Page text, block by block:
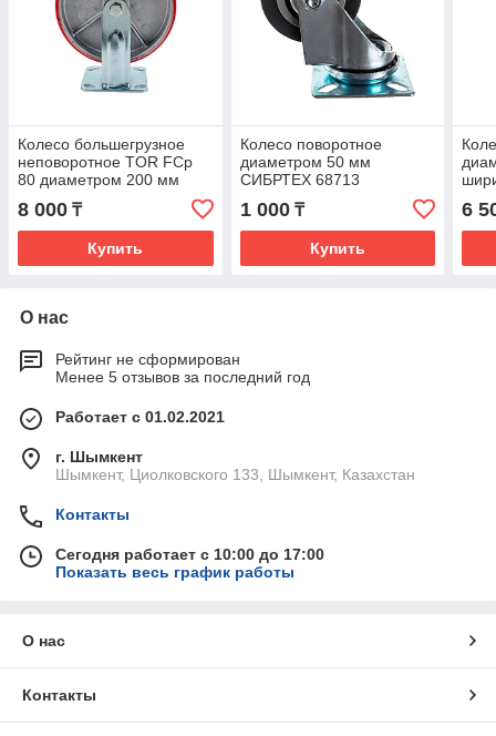
Колесо большегрузное
неповоротное TOR FCp
80 диаметром 200 мм
1024155
8 000 ₸
Купить
Колесо поворотное
диаметром 50 мм
СИБРТЕХ 68713
1 000₸
Купить
6
О нас
Рейтинг не сформирован
Менее 5 отзывов за последний год
Работает с 01.02.2021
г. Шымкент
Шымкент, Циолковского 133, Шымкент, Казахстан
Контакты
Сегодня работает с 10:00 до 17:00
Показать весь график работы
О нас
Контакты